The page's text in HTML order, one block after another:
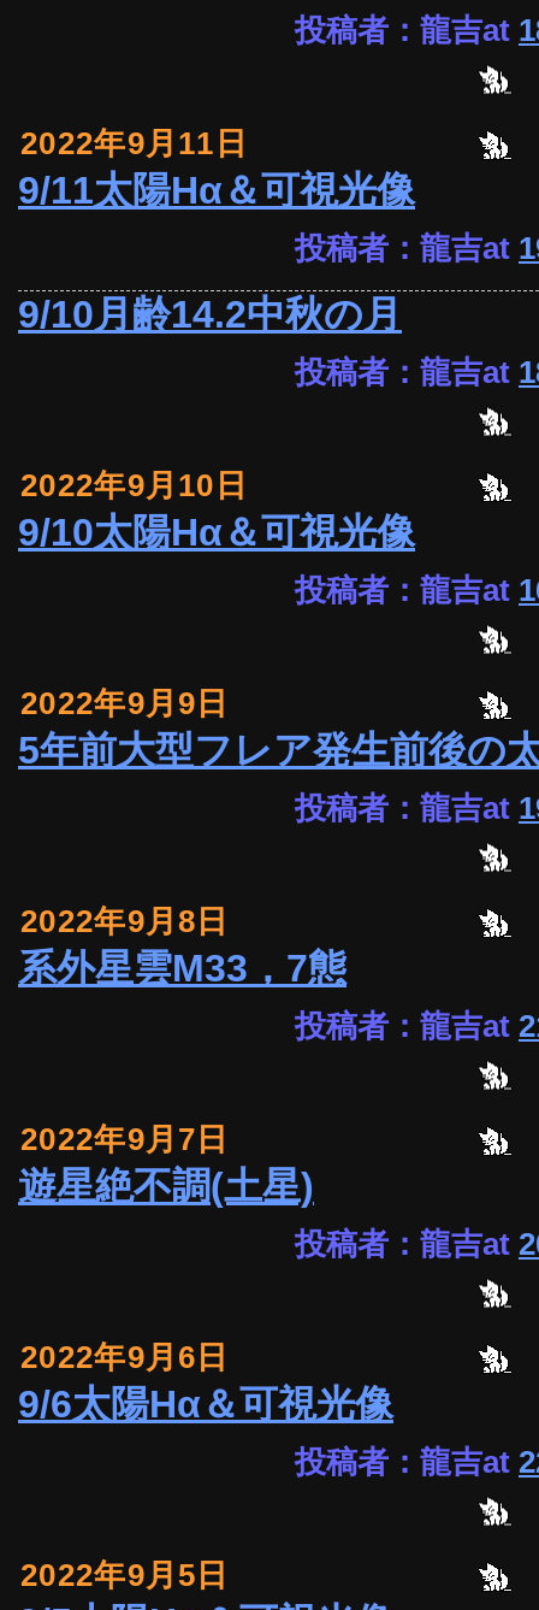
投稿者：龍吉at
2022年9月11日
9/11太陽Hα＆可視光像
投稿者：龍吉at
9/10月齢14.2中秋の月
投稿者：龍吉at
2022年9月10日
9/10太陽Hα＆可視光像
投稿者：龍吉at
2022年9月9日
5年前大型フレア発生前後の
投稿者：龍吉at
2022年9月8日
系外星雲M33，7態
投稿者：龍吉at
2022年9月7日
遊星絶不調(土星)
投稿者：龍吉at
2022年9月6日
9/6太陽Hα＆可視光像
投稿者：龍吉at
2022年9月5日